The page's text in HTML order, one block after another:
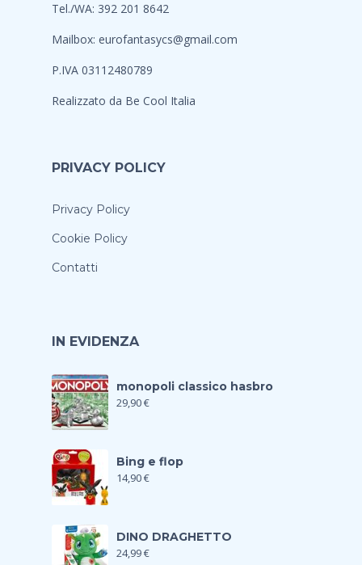
Tel./WA: 392 201 8642
Mailbox: eurofantasycs@gmail.com
P.IVA 03112480789
Realizzato da Be Cool Italia
PRIVACY POLICY
Privacy Policy
Cookie Policy
Contatti
IN EVIDENZA
monopoli classico hasbro
29,90€
Bing e flop
14,90€
DINO DRAGHETTO
24,99€